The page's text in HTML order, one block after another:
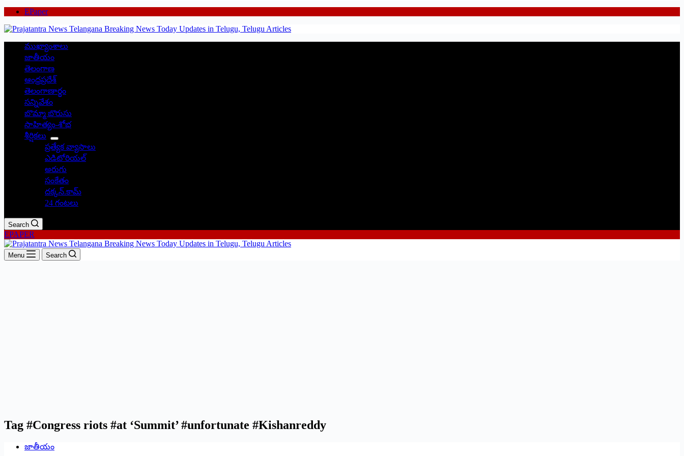
EPaper
ముఖ్యాంశాలు
జాతీయం
తెలంగాణ
ఆంధ్రప్రదేశ్
తెలంగాణార్థం
సన్నివేశం
బొమ్మా బొరుసు
సాహిత్యం-శోభ
శీర్షికలు
ప్రత్యేక వ్యాసాలు
ఎడిటోరియల్
అరుగు
సంకేతం
దక్కన్.కామ్
24 గంటలు
Search
EPAPER
Menu Search
Tag #Congress riots #at ‘Summit’ #unfortunate #Kishanreddy
జాతీయం